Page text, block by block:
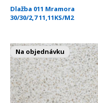
Dlažba 011 Mramora
30/30/2,7 11,11KS/M2
Na objednávku